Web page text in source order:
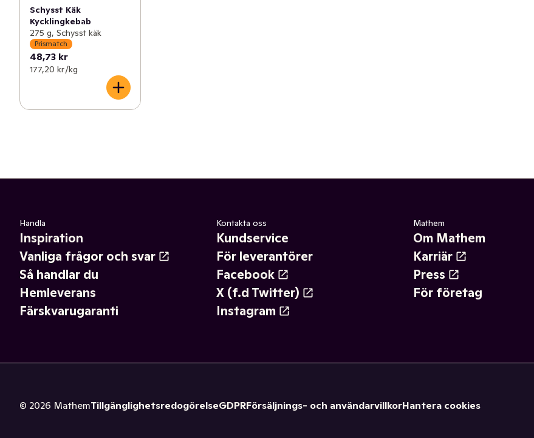
Schysst Käk
Kycklingkebab
275 g, Schysst käk
Prismatch
48,73 kr
177,20 kr /kg
Handla
Inspiration
Vanliga frågor och svar
Så handlar du
Hemleverans
Färskvarugaranti
Kontakta oss
Kundservice
För leverantörer
Facebook
X (f.d Twitter)
Instagram
Mathem
Om Mathem
Karriär
Press
För företag
© 2026 MathemTillgänglighetsredogörelseGDPRFörsäljnings- och användarvillkorHantera cookies